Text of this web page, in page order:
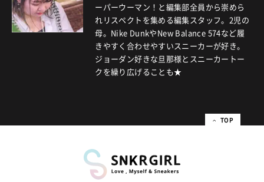
ーパーウーマン！と編集部全員から崇めら
れリスペクトを集める編集スタッフ。2児の
母。Nike DunkやNew Balance 574など履
きやすく合わせやすいスニーカーが好き。
ジョーダン好きな旦那様とスニーカートー
クを繰り広げることも★
TOP